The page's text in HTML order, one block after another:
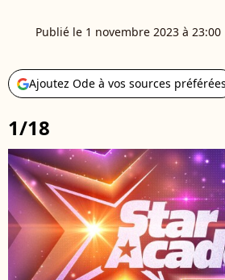
Publié le 1 novembre 2023 à 23:00
Ajoutez Ode à vos sources préférées
1/18